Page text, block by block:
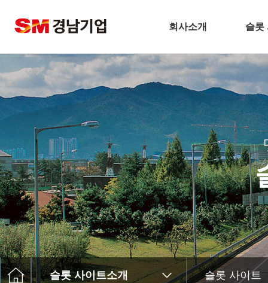
회사소개
기업개요
CEO 인사말
비전
주요연혁
경남기업 네트워크
안전보건방침
기술경영
환경경영
찾아오시는길
슬롯
슬
슬롯 사이트소개 슬롯 사이트